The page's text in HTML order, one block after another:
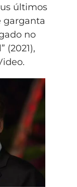
últimos
garganta
no
(2021),